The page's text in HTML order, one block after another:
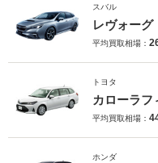
スバル
レヴォーグ
平均買取相場：
トヨタ
カローラフ
平均買取相場：
ホンダ